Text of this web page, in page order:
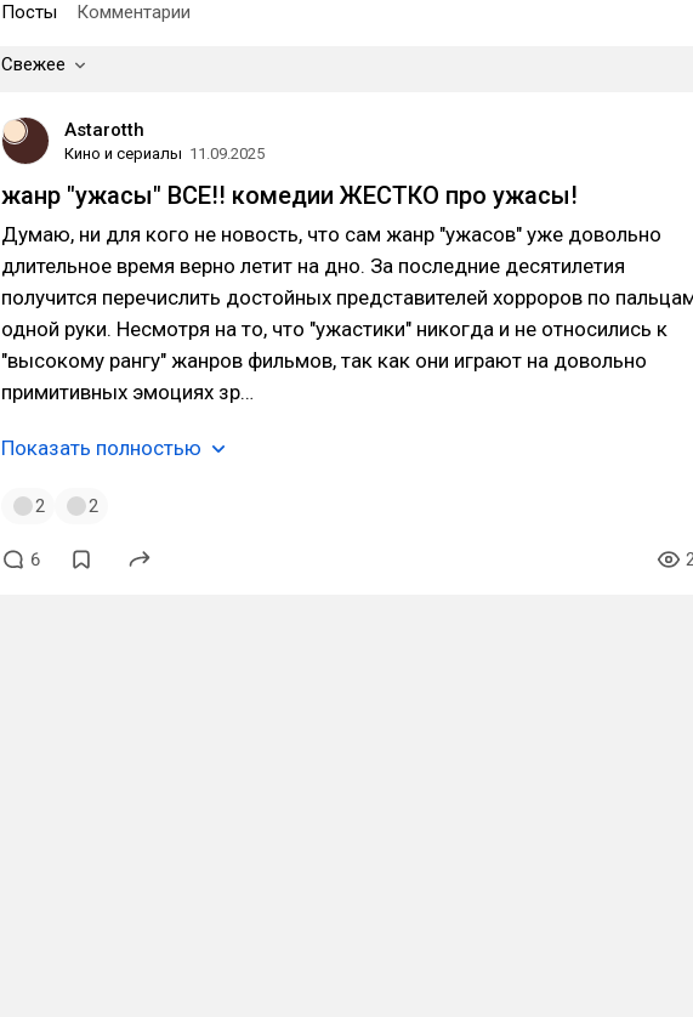
Посты Комментарии
Свежее
Astarotth
Кино и сериалы 11.09.2025
жанр "ужасы" ВСЕ!! комедии ЖЕСТКО про ужасы!
Думаю, ни для кого не новость, что сам жанр "ужасов" уже довольно
длительное время верно летит на дно. За последние десятилетия
получится перечислить достойных представителей хорроров по
одной руки. Несмотря на то, что "ужастики" никогда и не относились к
"высокому рангу" жанров фильмов, так как они играют на довольно
примитивных эмоциях зр…
Показать полностью
2 2
6